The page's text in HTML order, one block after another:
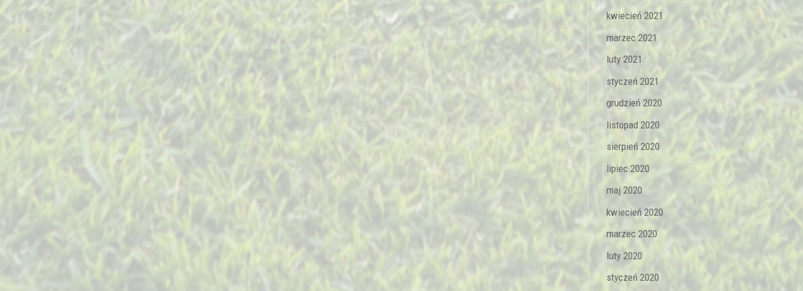
kwiecień 2021
marzec 2021
luty 2021
styczeń 2021
grudzień 2020
listopad 2020
sierpień 2020
lipiec 2020
maj 2020
kwiecień 2020
marzec 2020
luty 2020
styczeń 2020